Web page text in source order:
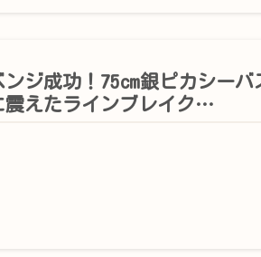
ンジ成功！75cm銀ピカシーバ
震えたラインブレイク…